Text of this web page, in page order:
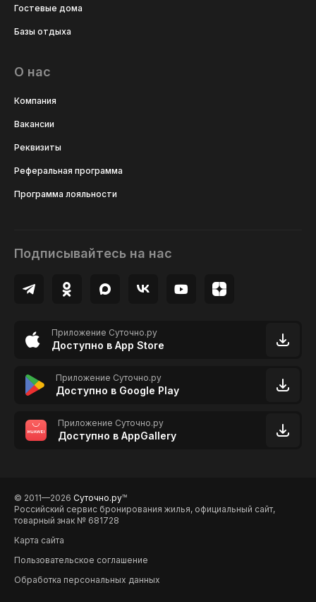
Гостевые дома
Базы отдыха
О нас
Компания
Вакансии
Реквизиты
Реферальная программа
Программа лояльности
Подписывайтесь на нас
Приложение Суточно.ру
Доступно в App Store
Приложение Суточно.ру
Доступно в Google Play
Приложение Суточно.ру
Доступно в AppGallery
© 2011—2026 Суточно.руTM
Российский сервис бронирования жилья, официальный сайт,
товарный знак № 681728
Карта сайта
Пользовательское соглашение
Обработка персональных данных